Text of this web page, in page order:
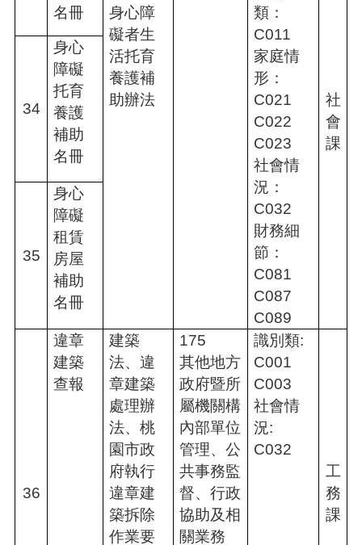
名冊
身心障
礙者生
活托育
養護補
助辦法
類：
C011
家庭情
形：
C021
C022
C023
社會情
況：
C032
財務細
節：
C081
C087
C089
社
會
課
34
身心
障礙
托育
養護
補助
名冊
35
身心
障礙
租賃
房屋
補助
名冊
36
違章
建築
查報
建築
法、違
章建築
處理辦
法、桃
園市政
府執行
違章建
築拆除
作業要
175
其他地方
政府暨所
屬機關構
內部單位
管理、公
共事務監
督、行政
協助及相
關業務
識別類:
C001
C003
社會情
況:
C032
工
務
課